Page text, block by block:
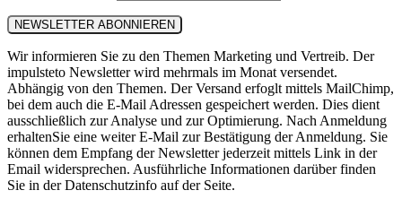
Wir informieren Sie zu den Themen Marketing und Vertreib. Der
impulsteto Newsletter wird mehrmals im Monat versendet.
Abhängig von den Themen. Der Versand erfoglt mittels MailChimp,
bei dem auch die E-Mail Adressen gespeichert werden. Dies dient
ausschließlich zur Analyse und zur Optimierung. Nach Anmeldung
erhaltenSie eine weiter E-Mail zur Bestätigung der Anmeldung. Sie
können dem Empfang der Newsletter jederzeit mittels Link in der
Email widersprechen. Ausführliche Informationen darüber finden
Sie in der Datenschutzinfo auf der Seite.